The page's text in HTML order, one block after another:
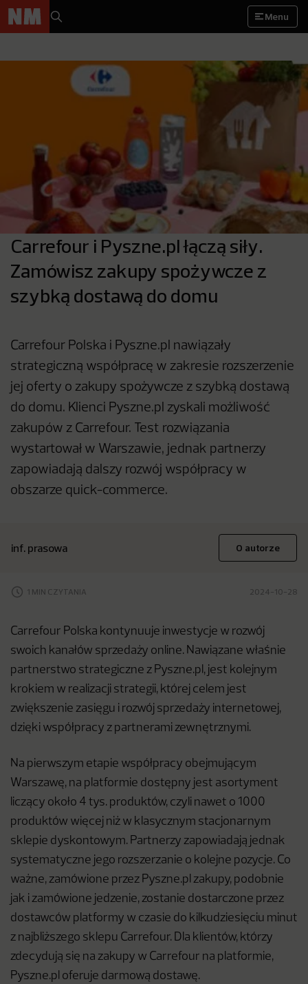
Menu
Carrefour i Pyszne.pl łączą siły.
Zamówisz zakupy spożywcze z
szybką dostawą do domu
Carrefour Polska i Pyszne.pl nawiązały
strategiczną współpracę w zakresie rozszerzenie
jej oferty o zakupy spożywcze z szybką dostawą
do domu. Klienci Pyszne.pl zyskali możliwość
zakupów z Carrefour. Test rozwiązania
wystartował w Warszawie, jednak partnerzy
zapowiadają dalszy rozwój współpracy w
obszarze quick-commerce.
inf. prasowa O autorze
1 MIN CZYTANIA 2024-10-28
Carrefour Polska kontynuuje inwestycje w rozwój
swoich kanałów sprzedaży online. Nawiązane właśnie
partnerstwo strategiczne z Pyszne.pl, jest kolejnym
krokiem w realizacji strategii, której celem jest
zwiększenie zasięgu i rozwój sprzedaży internetowej,
dzięki współpracy z partnerami zewnętrznymi.
Na pierwszym etapie współpracy obejmującym
Warszawę, na platformie dostępny jest asortyment
liczący około 4 tys. produktów, czyli nawet o 1000
produktów więcej niż w klasycznym stacjonarnym
sklepie dyskontowym. Partnerzy zapowiadają jednak
systematyczne jego rozszerzanie o kolejne pozycje. Co
ważne, zamówione przez Pyszne.pl zakupy, podobnie
jak i zamówione jedzenie, zostanie dostarczone przez
dostawców platformy w czasie do kilkudziesięciu minut
z najbliższego sklepu Carrefour. Dla klientów, którzy
zdecydują się na zakupy w Carrefour na platformie,
Pyszne.pl oferuje darmową dostawę.